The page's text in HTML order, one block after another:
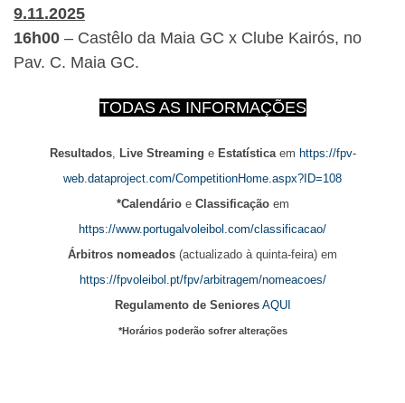
9.11.2025
16h00 – Castêlo da Maia GC x Clube Kairós, no
Pav. C. Maia GC.
TODAS AS INFORMAÇÕES
Resultados, Live Streaming eEstatísticaem https://fpv-
web.dataproject.com/CompetitionHome.aspx?ID=108
*Calendário eClassificaçãoem
https://www.portugalvoleibol.com/classificacao/
Árbitros nomeados (actualizado à quinta-feira) em
https://fpvoleibol.pt/fpv/arbitragem/nomeacoes/
Regulamento de Seniores AQUI
*Horários poderão sofrer alterações